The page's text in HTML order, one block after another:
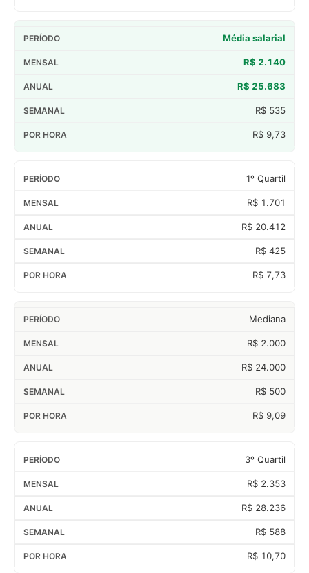
Média salarial
R$ 2.140
R$ 25.683
R$ 535
R$ 9,73
1º Quartil
R$ 1.701
R$ 20.412
R$ 425
R$ 7,73
Mediana
R$ 2.000
R$ 24.000
R$ 500
R$ 9,09
3º Quartil
R$ 2.353
R$ 28.236
R$ 588
R$ 10,70